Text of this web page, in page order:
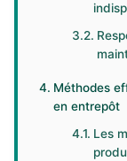
Méthodes
en entrepôt
Les